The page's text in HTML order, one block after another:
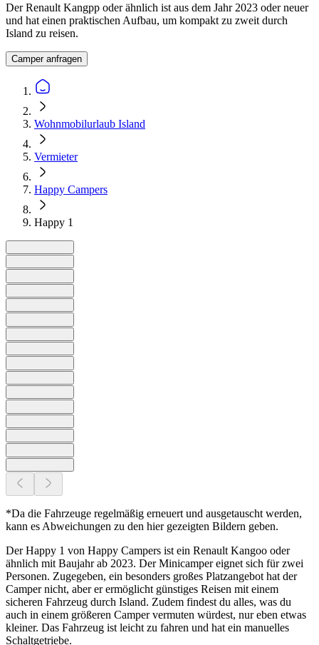
Der Renault Kangpp oder ähnlich ist aus dem Jahr 2023 oder neuer
und hat einen praktischen Aufbau, um kompakt zu zweit durch
Island zu reisen.
Camper anfragen
Wohnmobilurlaub Island
Vermieter
Happy Campers
Happy 1
*Da die Fahrzeuge regelmäßig erneuert und ausgetauscht werden,
kann es Abweichungen zu den hier gezeigten Bildern geben.
Der Happy 1 von Happy Campers ist ein Renault Kangoo oder
ähnlich mit Baujahr ab 2023. Der Minicamper eignet sich für zwei
Personen. Zugegeben, ein besonders großes Platzangebot hat der
Camper nicht, aber er ermöglicht günstiges Reisen mit einem
sicheren Fahrzeug durch Island. Zudem findest du alles, was du
auch in einem größeren Camper vermuten würdest, nur eben etwas
kleiner. Das Fahrzeug ist leicht zu fahren und hat ein manuelles
Schaltgetriebe.